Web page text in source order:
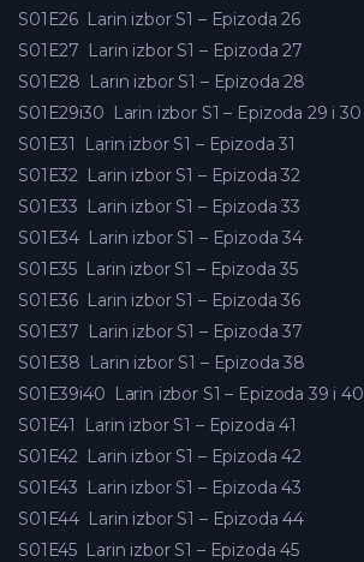
S01E26 Larin izbor S1 – Epizoda 26
S01E27 Larin izbor S1 – Epizoda 27
S01E28 Larin izbor S1 – Epizoda 28
S01E29i30 Larin izbor S1 – Epizoda 29 i 30
S01E31
Larin izbor S1 – Epizoda 31
S01E32 Larin izbor S1 – Epizoda 32
S01E33 Larin izbor S1 – Epizoda 33
S01E34 Larin izbor S1 – Epizoda 34
S01E35 Larin izbor S1 – Epizoda 35
S01E36 Larin izbor S1 – Epizoda 36
S01E37 Larin izbor S1 – Epizoda 37
S01E38 Larin izbor S1 – Epizoda 38
S01E39i40 Larin izbor S1 – Epizoda 39 i 40
S01E41
Larin izbor S1 – Epizoda 41
S01E42 Larin izbor S1 – Epizoda 42
S01E43 Larin izbor S1 – Epizoda 43
S01E44 Larin izbor S1 – Epizoda 44
S01E45 Larin izbor S1 – Epizoda 45